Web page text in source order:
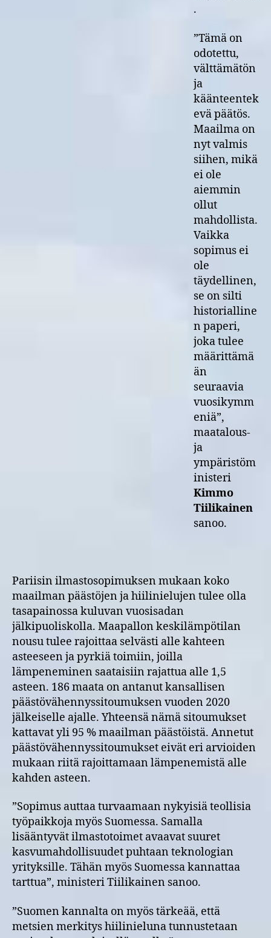
.
”Tämä on
odotettu,
välttämätön
ja
käänteentek
evä päätös.
Maailma on
nyt valmis
siihen, mikä
ei ole
aiemmin
ollut
mahdollista.
Vaikka
sopimus ei
ole
täydellinen,
se on silti
historialline
n paperi,
joka tulee
määrittämä
än
seuraavia
vuosikymm
eniä”,
maatalous-
ja
ympäristöm
inisteri
Kimmo
Tiilikainen
sanoo.
Pariisin ilmastosopimuksen mukaan koko
maailman päästöjen ja hiilinielujen tulee olla
tasapainossa kuluvan vuosisadan
jälkipuoliskolla. Maapallon keskilämpötilan
nousu tulee rajoittaa selvästi alle kahteen
asteeseen ja pyrkiä toimiin, joilla
lämpeneminen saataisiin rajattua alle 1,5
asteen. 186 maata on antanut kansallisen
päästövähennyssitoumuksen vuoden 2020
jälkeiselle ajalle. Yhteensä nämä sitoumukset
kattavat yli 95 % maailman päästöistä. Annetut
päästövähennyssitoumukset eivät eri arvioiden
mukaan riitä rajoittamaan lämpenemistä alle
kahden asteen.
”Sopimus auttaa turvaamaan nykyisiä teollisia
työpaikkoja myös Suomessa. Samalla
lisääntyvät ilmastotoimet avaavat suuret
kasvumahdollisuudet puhtaan teknologian
yrityksille. Tähän myös Suomessa kannattaa
tarttua”, ministeri Tiilikainen sanoo.
”Suomen kannalta on myös tärkeää, että
metsien merkitys hiilinieluna tunnustetaan